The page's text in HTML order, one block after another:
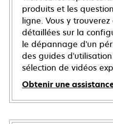
produits et les
ligne. Vous y
détaillées sur la
le dépannage d'un
des guides
sélection de vidéos
Obtenir une
s’ouvre
dans